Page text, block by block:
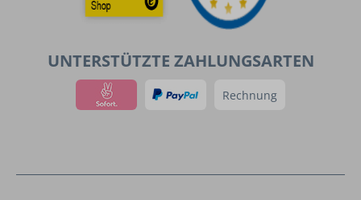
UNTERSTÜTZTE ZAHLUNGSARTEN
Rechnung